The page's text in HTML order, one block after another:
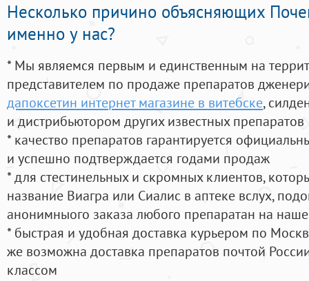
Несколько причино объясняющих
именно у нас?
* Мы являемся первым и единственным на
представителем по продаже препаратов
дапоксетин интернет магазине в витебске,
и дистрибьютором других известных препаратов
* качество препаратов гарантируется
и успешно подтверждается годами продаж
* для стестинельных и скромных клиентов,
название Виагра или Сиалис в аптеке вслух,
анонимныого заказа любого препаратан на
* быстрая и удобная доставка курьером по
же возможна доставка препаратов почтой
классом